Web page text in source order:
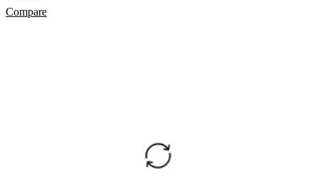
Compare